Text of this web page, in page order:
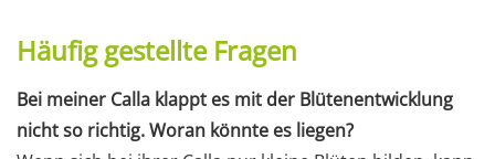
Häufig gestellte Fragen
Bei meiner Calla klappt es mit der Blütenentwicklung
nicht so richtig. Woran könnte es liegen?